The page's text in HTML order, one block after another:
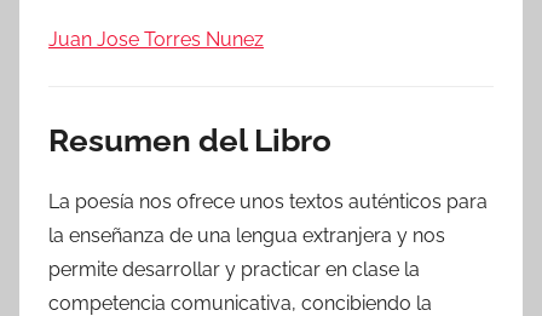
Juan Jose Torres Nunez
Resumen del Libro
La poesía nos ofrece unos textos auténticos para
la enseñanza de una lengua extranjera y nos
permite desarrollar y practicar en clase la
competencia comunicativa, concibiendo la